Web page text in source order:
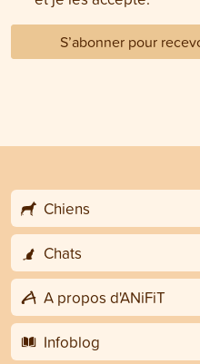
S’abonner pour
Chiens
Chats
A propos d'ANiFiT
Infoblog